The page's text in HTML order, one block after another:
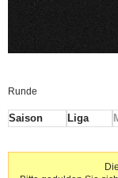
Runde
Saison Liga